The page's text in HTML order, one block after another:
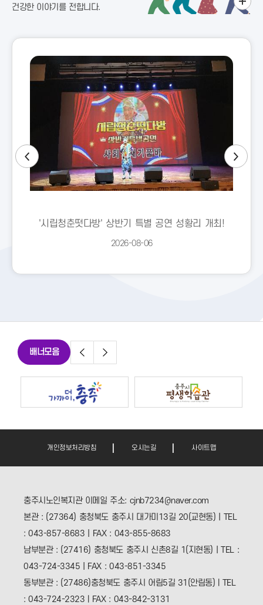
건강한 이야기를 전합니다.
'시립청춘떳다방' 상반기 특별 공연 성황리 개최!
2026-08-06
배너모음
개인정보처리방침 오시는길 사이트맵
충주시노인복지관 이메일 주소: cjnb7234@naver.com
본관 : (27364) 충청북도 충주시 대가미13길 20(교현동) | TEL
: 043-857-8683 | FAX : 043-855-8683
남부분관 : (27416) 충청북도 충주시 신촌8길 1(지현동) | TEL :
043-724-3345 | FAX : 043-851-3345
동부분관 : (27486)충청북도 충주시 어림5길 31(안림동)ㅣTEL
: 043-724-2323ㅣFAX : 043-842-3131